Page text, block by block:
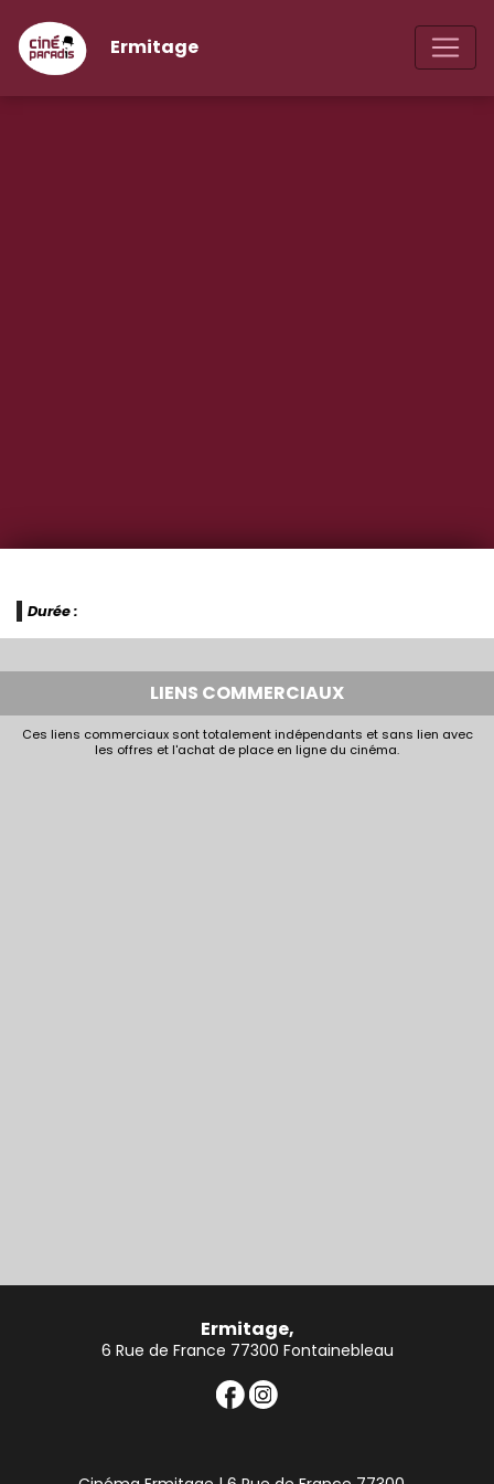
Ermitage
Durée :
LIENS COMMERCIAUX
Ces liens commerciaux sont totalement indépendants et sans lien avec
les offres et l'achat de place en ligne du cinéma.
Ermitage,
6 Rue de France 77300 Fontainebleau